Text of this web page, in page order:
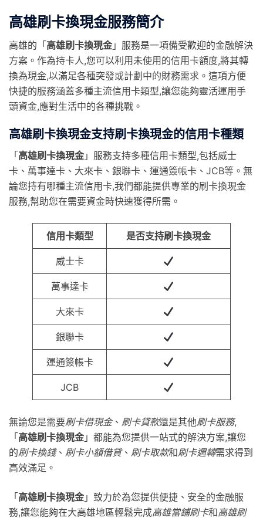
高雄刷卡換現金服務簡介
高雄的「 高雄刷卡換現金 」服務是一項備受歡迎的金融解決
方案。作為持卡人,您可以利用未使用的信用卡額度,將其轉
換為現金,以滿足各種突發或計劃中的財務需求。這項方便
快捷的服務涵蓋多種主流信用卡類型,讓您能夠靈活運用手
頭資金,應對生活中的各種挑戰。
高雄刷卡換現金支持刷卡換現金的信用卡種類
「 高雄刷卡換現金 」服務支持多種信用卡類型,包括威士
卡、萬事達卡、大來卡、銀聯卡、運通簽帳卡、JCB等。無
論您持有哪種主流信用卡,我們都能提供專業的刷卡換現金
服務,幫助您在需要資金時快速獲得所需。
信用卡類型 是否支持刷卡換現金
威士卡
萬事達卡
大來卡
銀聯卡
運通簽帳卡
JCB
無論您是需要刷卡借現金、 刷卡貸款還是其他刷卡服務,
「 高雄刷卡換現金 」都能為您提供一站式的解決方案,讓您
的刷卡換錢、 刷卡小額借貸、 刷卡取款和刷卡週轉需求得到
高效滿足。
「 高雄刷卡換現金 」致力於為您提供便捷、安全的金融服
務,讓您能夠在大高雄地區輕鬆完成高雄當鋪刷卡和高雄刷